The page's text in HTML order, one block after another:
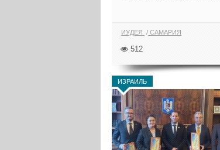
ИУДЕЯ САМАРИЯ
512
ИЗРАИЛЬ